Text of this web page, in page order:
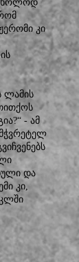
კი
ლამის
- ამ
და
კი,